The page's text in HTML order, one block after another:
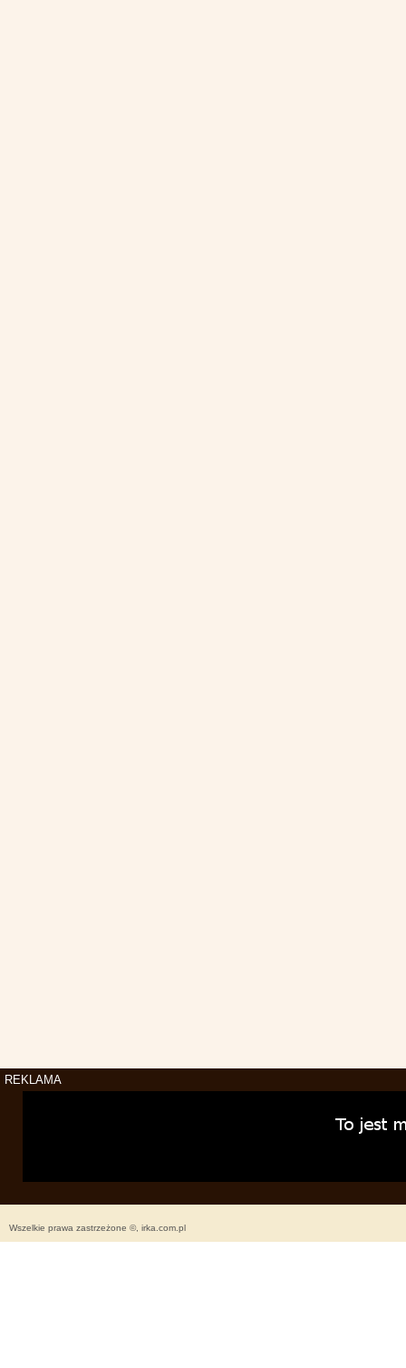
REKLAMA
Wszelkie prawa zastrzeżone ©, irka.com.pl